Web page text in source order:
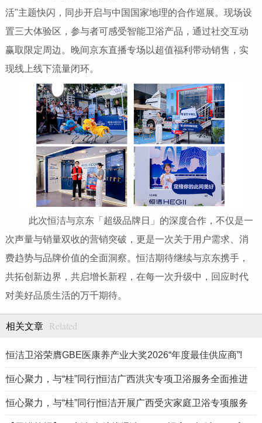
活"主题快闪，同步开启与中国国家地理的合作巡展。现场设
置三大体验区，参与者可感受智能卫浴产品，通过社交互动
赢取限定周边。晚间京东直播专场以超值福利带动销售，实
现线上线下流量闭环。
此次恒洁与京东「超级品牌日」的深度合作，不仅是一
次声量与销量双收的营销突破，更是一次关于用户需求、消
费趋势与品牌价值的全面洞察。恒洁期待继续与京东携手，
共拓创新边界，共启增长新程，在每一次升级中，回应时代
对美好品质生活的万千期待。
相关文章 Related
恒洁卫浴荣膺GBE医康养产业大奖2026“年度最佳供应商”!
恒心聚力，与“桂”同行|恒洁广西洪灾专项卫浴服务全面推进
恒心聚力，与“桂”同行|恒洁开展广西受灾家庭卫浴专项服务